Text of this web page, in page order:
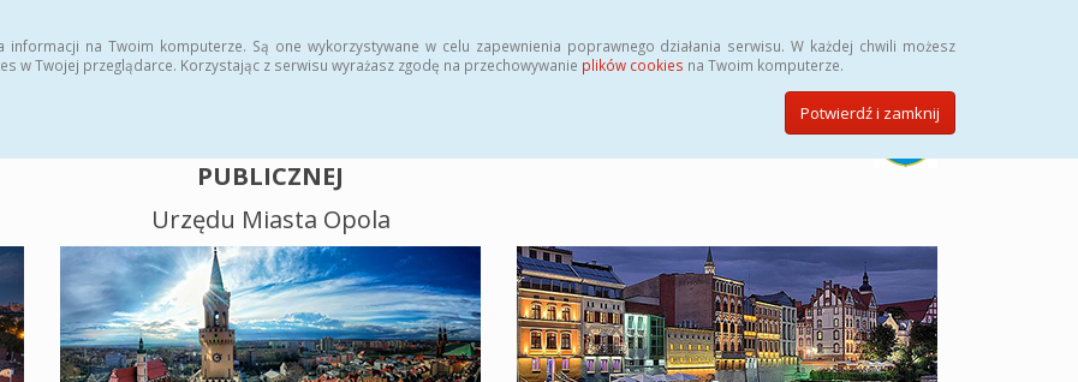
na Twoim komputerze. Są one wykorzystywane w celu zapewnienia poprawnego działania serwisu. W każdej chwili możesz
w Twojej przeglądarce. Korzystając z serwisu wyrażasz zgodę na przechowywanie plików cookies na Twoim komputerze.
Potwierdź i zamknij
PUBLICZNEJ
Urzędu Miasta Opola